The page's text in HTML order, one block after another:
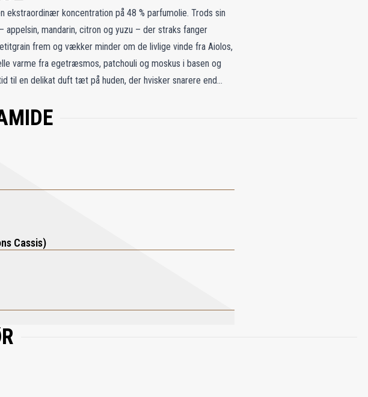
ekstraordinær koncentration på 48 % parfumolie. Trods sin
mandarin, citron og yuzu – der straks fanger
frem og vækker minder om de livlige vinde fra Aiolos,
varme fra egetræsmos, patchouli og moskus i basen og
til en delikat duft tæt på huden, der hvisker snarere end
og dragende karakter er forbeholdt de nærmeste og
navn antyder. Perfekt til kendere af underspillet elegance
Cassis)
BENZYL BENZOATE, CITRAL, CITRONELLOL, COUMARIN,